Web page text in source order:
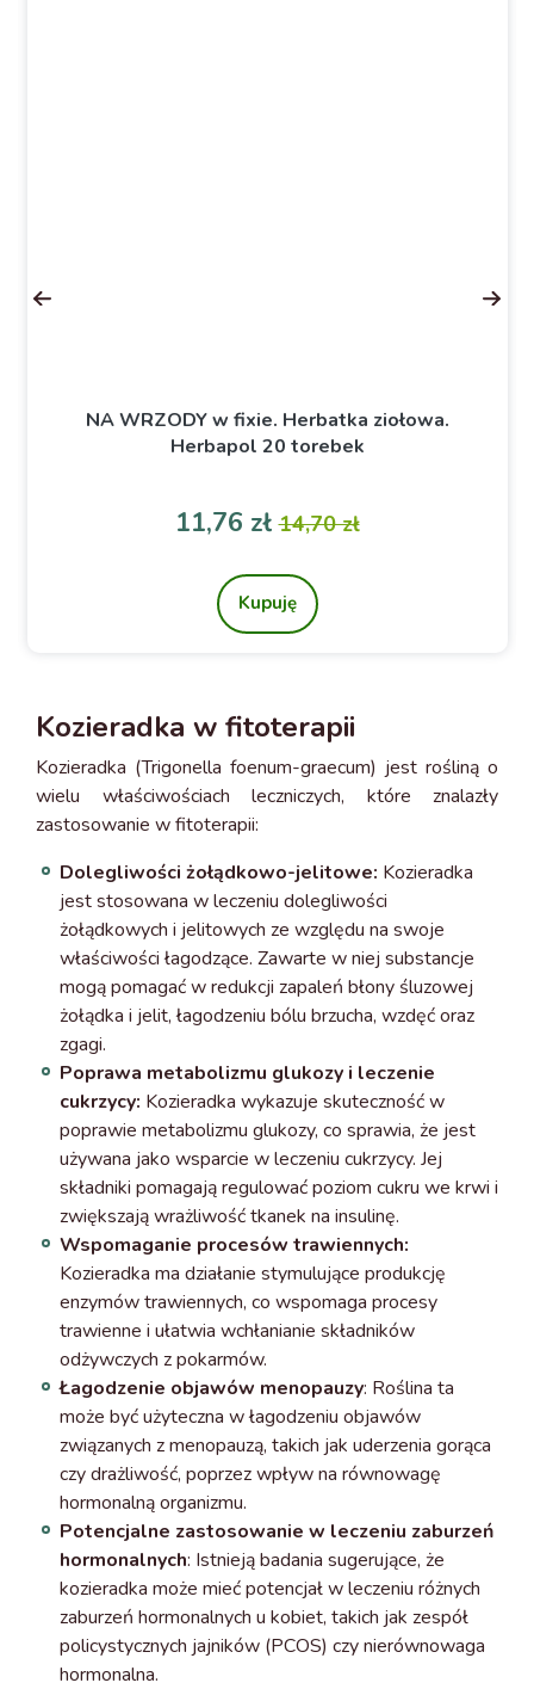
NA WRZODY w fixie. Herbatka ziołowa.
Herbapol 20 torebek
Cena
11,76 złCena podstawowa
14,70 zł
Kupuję
Kozieradka w fitoterapii
Kozieradka (Trigonella foenum-graecum) jest rośliną o
wielu właściwościach leczniczych, które znalazły
zastosowanie w fitoterapii:
Dolegliwości żołądkowo-jelitowe: Kozieradka
jest stosowana w leczeniu dolegliwości
żołądkowych i jelitowych ze względu na swoje
właściwości łagodzące. Zawarte w niej substancje
mogą pomagać w redukcji zapaleń błony śluzowej
żołądka i jelit, łagodzeniu bólu brzucha, wzdęć oraz
zgagi.
Poprawa metabolizmu glukozy i leczenie
cukrzycy: Kozieradka wykazuje skuteczność w
poprawie metabolizmu glukozy, co sprawia, że jest
używana jako wsparcie w leczeniu cukrzycy. Jej
składniki pomagają regulować poziom cukru we krwi i
zwiększają wrażliwość tkanek na insulinę.
Wspomaganie procesów trawiennych:
Kozieradka ma działanie stymulujące produkcję
enzymów trawiennych, co wspomaga procesy
trawienne i ułatwia wchłanianie składników
odżywczych z pokarmów.
Łagodzenie objawów menopauzy: Roślina ta
może być użyteczna w łagodzeniu objawów
związanych z menopauzą, takich jak uderzenia gorąca
czy drażliwość, poprzez wpływ na równowagę
hormonalną organizmu.
Potencjalne zastosowanie w leczeniu zaburzeń
hormonalnych: Istnieją badania sugerujące, że
kozieradka może mieć potencjał w leczeniu różnych
zaburzeń hormonalnych u kobiet, takich jak zespół
policystycznych jajników (PCOS) czy nierównowaga
hormonalna.